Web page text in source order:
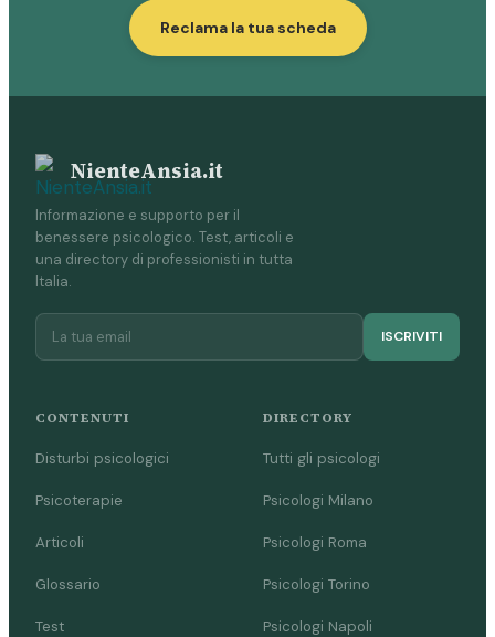
Reclama la tua scheda
NienteAnsia.it
Informazione e supporto per il
benessere psicologico. Test, articoli e
una directory di professionisti in tutta
Italia.
ISCRIVITI
CONTENUTI
Disturbi psicologici
Psicoterapie
Articoli
Glossario
Test
DIRECTORY
Tutti gli psicologi
Psicologi Milano
Psicologi Roma
Psicologi Torino
Psicologi Napoli